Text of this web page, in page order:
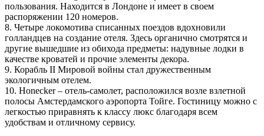
пользования. Находится в Лондоне и имеет в своем
распоряжении 120 номеров.
8. Четыре локомотива списанных поездов вдохновили
голландцев на создание отеля. Здесь органично смотрятся и
другие вышедшие из обихода предметы: надувные лодки в
качестве кроватей и прочие элементы декора.
9. Корабль II Мировой войны стал дружественным
экологичным отелем.
10. Honecker – отель-самолет, расположился возле взлетной
полосы Амстердамского аэропорта Тойге. Гостиницу можно с
легкостью приравнять к классу люкс благодаря всем
удобствам и отличному сервису.